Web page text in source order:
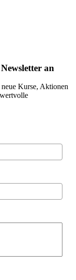
an
Kurse, Aktionen